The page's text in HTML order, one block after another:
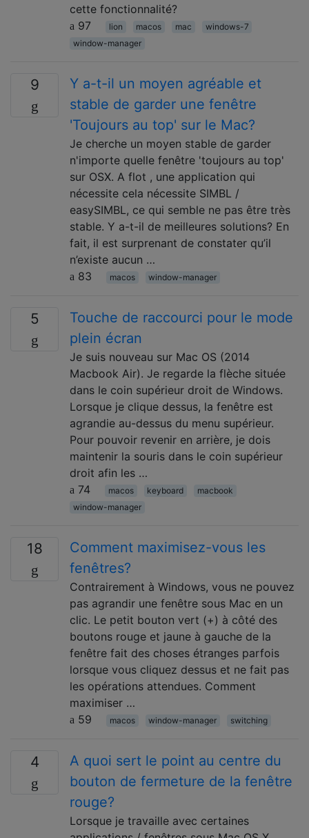
cette fonctionnalité?
97
lion macos mac
windows-7
window-manager
9
Y a-t-il un moyen agréable et
stable de garder une fenêtre
'Toujours au top' sur le Mac?
Je cherche un moyen stable de garder
n'importe quelle fenêtre 'toujours au top'
sur OSX. A flot , une application qui
nécessite cela nécessite SIMBL /
easySIMBL, ce qui semble ne pas être très
stable. Y a-t-il de meilleures solutions? En
fait, il est surprenant de constater qu’il
n’existe aucun …
83
macos window-manager
5
Touche de raccourci pour le mode
plein écran
Je suis nouveau sur Mac OS (2014
Macbook Air). Je regarde la flèche située
dans le coin supérieur droit de Windows.
Lorsque je clique dessus, la fenêtre est
agrandie au-dessus du menu supérieur.
Pour pouvoir revenir en arrière, je dois
maintenir la souris dans le coin supérieur
droit afin les …
74
macos keyboard
macbook
window-manager
18
Comment maximisez-vous les
fenêtres?
Contrairement à Windows, vous ne pouvez
pas agrandir une fenêtre sous Mac en un
clic. Le petit bouton vert (+) à côté des
boutons rouge et jaune à gauche de la
fenêtre fait des choses étranges parfois
lorsque vous cliquez dessus et ne fait pas
les opérations attendues. Comment
maximiser …
59
macos window-manager switching
4
A quoi sert le point au centre du
bouton de fermeture de la fenêtre
rouge?
Lorsque je travaille avec certaines